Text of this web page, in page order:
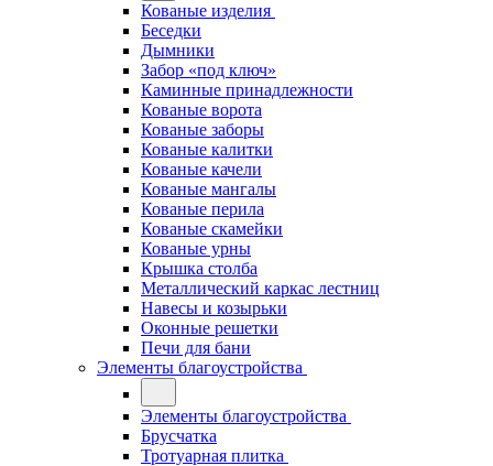
Кованые изделия
Беседки
Дымники
Забор «под ключ»
Каминные принадлежности
Кованые ворота
Кованые заборы
Кованые калитки
Кованые качели
Кованые мангалы
Кованые перила
Кованые скамейки
Кованые урны
Крышка столба
Металлический каркас лестниц
Навесы и козырьки
Оконные решетки
Печи для бани
Элементы благоустройства
Элементы благоустройства
Брусчатка
Тротуарная плитка